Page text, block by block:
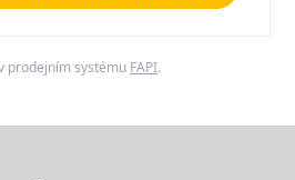
prodejním systému FAPI.